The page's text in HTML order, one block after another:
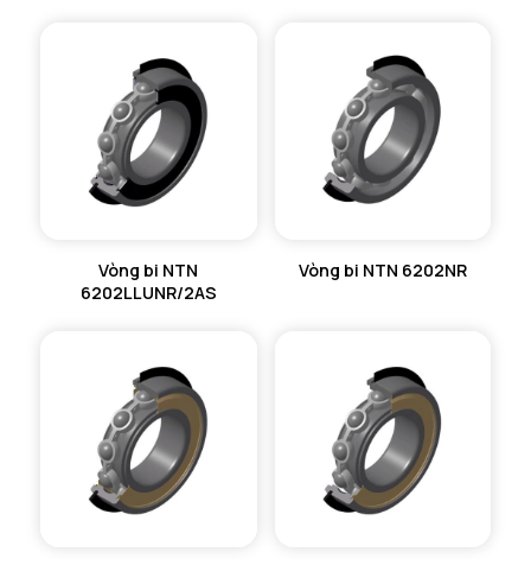
Vòng bi NTN
6202LLUNR/2AS
Vòng bi NTN 6202NR